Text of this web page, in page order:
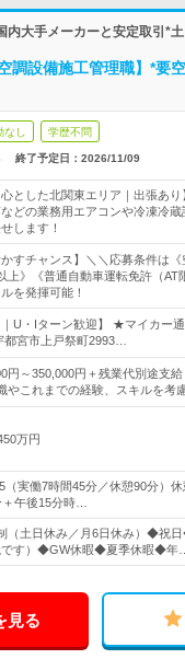
内大手メーカーと安定取引*
調設備施工管理職】*要
なし 学歴不問
終了予定日： 2026/11/09
心とした北関東エリア｜出張あ
どの業務用エアコンや冷凍冷
します！
かすチャンス】＼＼応募条件は
上》《普通自動車運転免許（AT
を発揮可能！
｜U・Iターン歓迎】 ★マイカー
都宮市上戸祭町2993…
円～350,000円＋残業代別途支
やこれまでの経験、スキルを考
万円
（実働7時間45分／休憩90分）
午後15分時…
（土日休み／月6日休み）◆祝
です）◆GW休暇◆夏季休暇◆年…
見る